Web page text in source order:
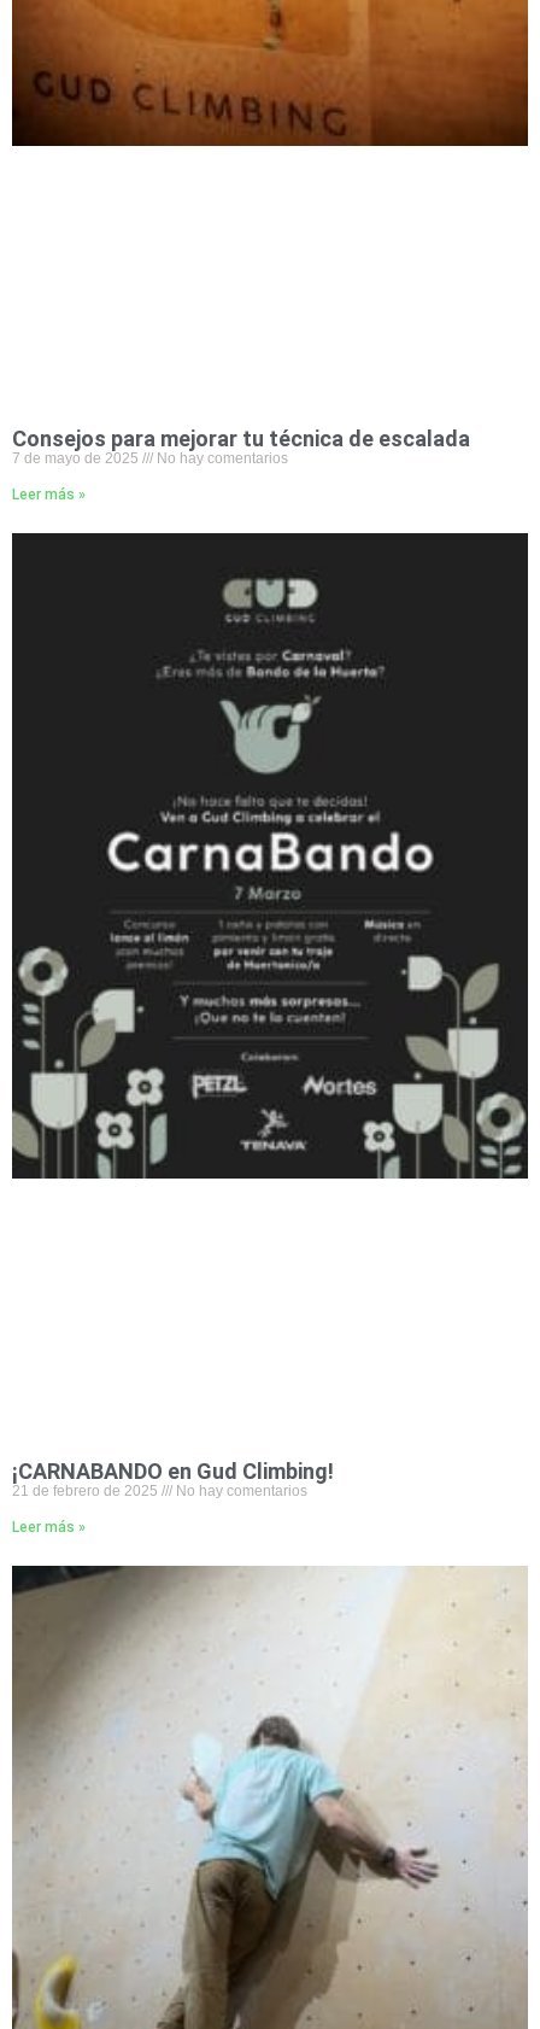
Consejos para mejorar tu técnica de escalada
7 de mayo de 2025 No hay comentarios
Leer más »
¡CARNABANDO en Gud Climbing!
21 de febrero de 2025 No hay comentarios
Leer más »